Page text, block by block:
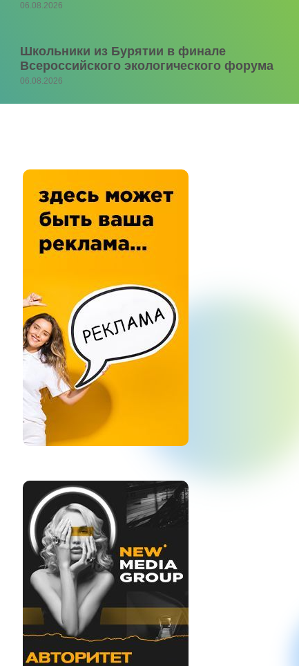
06.08.2026
Школьники из Бурятии в финале
Всероссийского экологического форума
06.08.2026